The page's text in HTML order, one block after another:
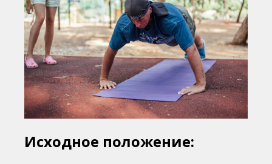
Исходное положение: